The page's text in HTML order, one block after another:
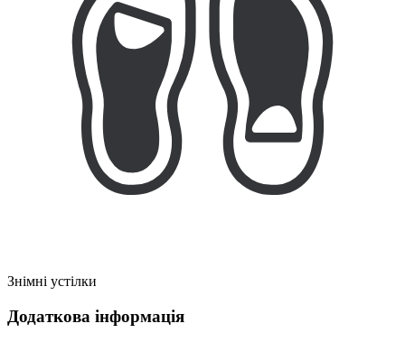
Знімні устілки
Додаткова інформація